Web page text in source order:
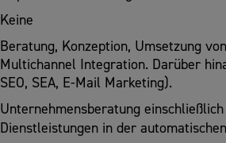
Keine
Beratung, Konzeption, Umsetzung
Multichannel Integration. Darüber
SEO, SEA, E-Mail Marketing).
Unternehmensberatung
Dienstleistungen in der